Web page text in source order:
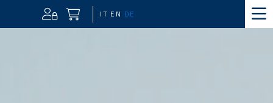
IT EN DE